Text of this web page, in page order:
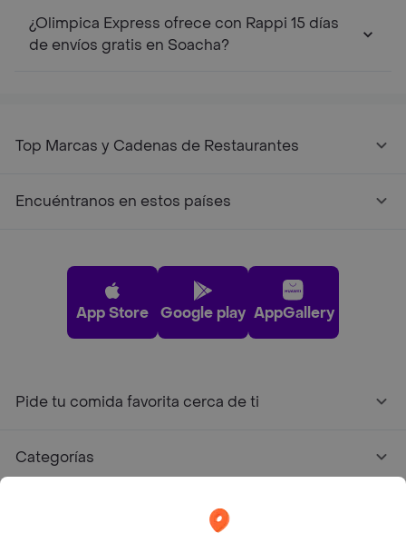
¿Olimpica Express ofrece con Rappi 15 días
de envíos gratis en Soacha?
Top Marcas y Cadenas de Restaurantes
Encuéntranos en estos países
App Store Google play AppGallery
Pide tu comida favorita cerca de ti
Categorías